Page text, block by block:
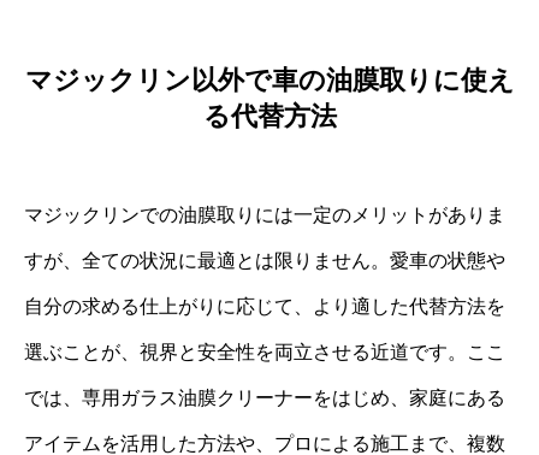
マジックリン以外で車の油膜取りに使え
る代替方法
マジックリンでの油膜取りには一定のメリットがありま
すが、全ての状況に最適とは限りません。愛車の状態や
自分の求める仕上がりに応じて、より適した代替方法を
選ぶことが、視界と安全性を両立させる近道です。ここ
では、専用ガラス油膜クリーナーをはじめ、家庭にある
アイテムを活用した方法や、プロによる施工まで、複数